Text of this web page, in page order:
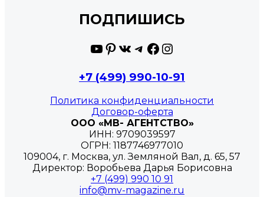
ПОДПИШИСЬ
YouTube
Pinterest
ВКонтакте
Telegram
Facebook
Instagram
+7 (499) 990-10-91
Политика конфиденциальности
Договор-оферта
ООО «МВ- АГЕНТСТВО»
ИНН: 9709039597
ОГРН: 1187746977010
109004, г. Москва, ул. Земляной Вал, д. 65, 57
Директор: Воробьева Дарья Борисовна
+7 (499) 990 10 91
info@mv-magazine.ru